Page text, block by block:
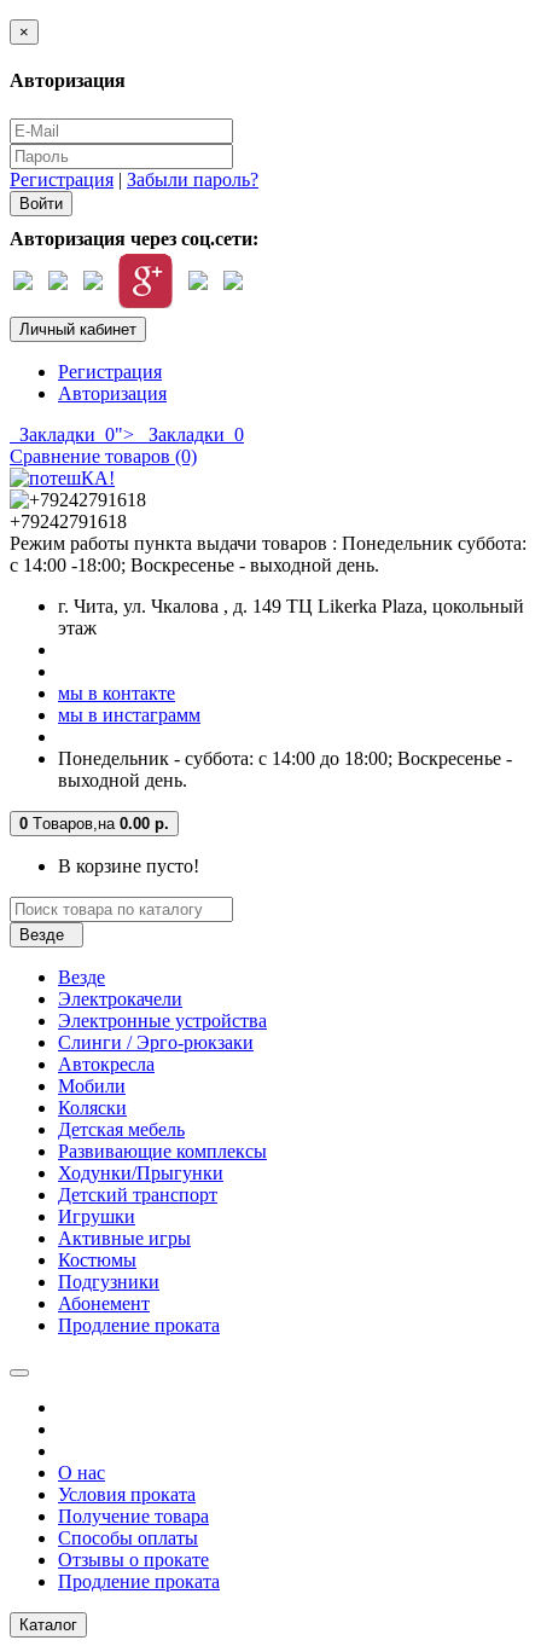
×
Авторизация
Регистрация | Забыли пароль?
Авторизация через соц.сети:
Личный кабинет
Регистрация
Авторизация
Закладки 0"> Закладки 0
Сравнение товаров (0)
+79242791618
Режим работы пункта выдачи товаров : Понедельник суббота:
с 14:00 -18:00; Воскресенье - выходной день.
г. Чита, ул. Чкалова , д. 149 ТЦ Likerka Plaza, цокольный
этаж
мы в контакте
мы в инстаграмм
Понедельник - суббота: с 14:00 до 18:00; Воскресенье -
выходной день.
0 Tоваров, на 0.00 р.
В корзине пусто!
Везде
Везде
Электрокачели
Электронные устройства
Слинги / Эрго-рюкзаки
Автокресла
Мобили
Коляски
Детская мебель
Развивающие комплексы
Ходунки/Прыгунки
Детский транспорт
Игрушки
Активные игры
Костюмы
Подгузники
Абонемент
Продление проката
О нас
Условия проката
Получение товара
Способы оплаты
Отзывы о прокате
Продление проката
Каталог